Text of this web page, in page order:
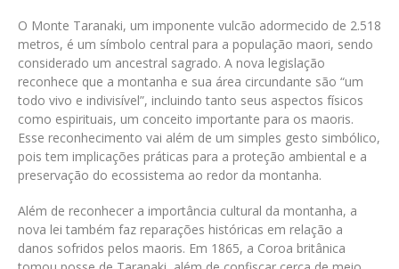
O Monte Taranaki, um imponente vulcão adormecido de 2.518
metros, é um símbolo central para a população maori, sendo
considerado um ancestral sagrado. A nova legislação
reconhece que a montanha e sua área circundante são “um
todo vivo e indivisível”, incluindo tanto seus aspectos físicos
como espirituais, um conceito importante para os maoris.
Esse reconhecimento vai além de um simples gesto simbólico,
pois tem implicações práticas para a proteção ambiental e a
preservação do ecossistema ao redor da montanha.
Além de reconhecer a importância cultural da montanha, a
nova lei também faz reparações históricas em relação a
danos sofridos pelos maoris. Em 1865, a Coroa britânica